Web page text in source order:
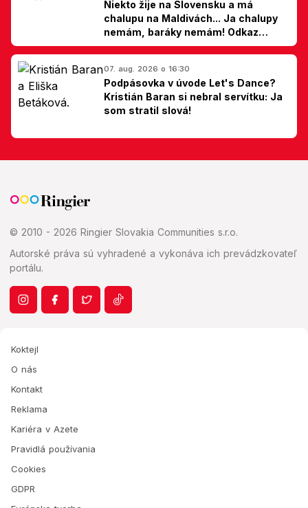
Niekto žije na Slovensku a má
chalupu na Maldivách... Ja chalupy
nemám, baráky nemám! Odkaz
Slovákom
07. aug. 2026 o 16:30
Podpásovka v úvode Let's Dance?
Kristián Baran si nebral servítku: Ja
som stratil slová!
© 2010 - 2026 Ringier Slovakia Communities s.r.o.
Autorské práva sú vyhradené a vykonáva ich prevádzkovateľ
portálu.
Koktejl
O nás
Kontakt
Reklama
Kariéra v Azete
Pravidlá používania
Cookies
GDPR